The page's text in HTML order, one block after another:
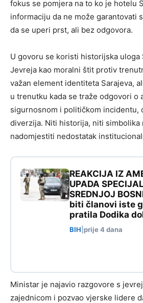
fokus se pomjera na to ko je hotelu
informaciju da ne može garantovati
da se uperi prst, ali bez odgovora.
U govoru se koristi historijska uloga
Jevreja kao moralni štit protiv
važan element identiteta Sarajeva,
u trenutku kada se traže odgovori o
sigurnosnom i političkom incidentu,
diverzija. Niti historija, niti simbolika
nadomjestiti nedostatak
REAKCIJA IZ
UPADA
SREDNJOJ
biti članovi iste
pratila Dodika
BIH prije 4 dana
Ministar je najavio razgovore s
zajednicom i pozvao vjerske lidere